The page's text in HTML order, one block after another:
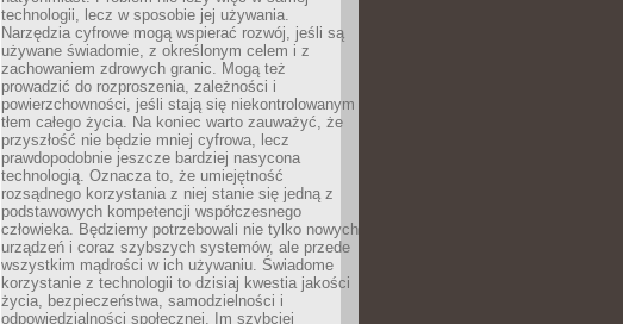
technologii, lecz w sposobie jej używania.
Narzędzia cyfrowe mogą wspierać rozwój, jeśli są
używane świadomie, z określonym celem i z
zachowaniem zdrowych granic. Mogą też
prowadzić do rozproszenia, zależności i
powierzchowności, jeśli stają się niekontrolowanym
tłem całego życia. Na koniec warto zauważyć, że
przyszłość nie będzie mniej cyfrowa, lecz
prawdopodobnie jeszcze bardziej nasycona
technologią. Oznacza to, że umiejętność
rozsądnego korzystania z niej stanie się jedną z
podstawowych kompetencji współczesnego
człowieka. Będziemy potrzebowali nie tylko nowych
urządzeń i coraz szybszych systemów, ale przede
wszystkim mądrości w ich używaniu. Świadome
korzystanie z technologii to dzisiaj kwestia jakości
życia, bezpieczeństwa, samodzielności i
odpowiedzialności społecznej. Im szybciej